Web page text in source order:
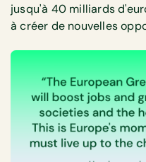
jusqu'à 40 milliards
à créer de nouvelles